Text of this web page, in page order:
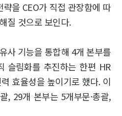
을 CEO가 직접 관장함에 따
질 것으로 보인다.
사 기능을 통합해 4개 본부를
슬림화를 추진하는 한편 HR
효율성을 높이기로 했다. 이
, 29개 본부는 5개부문·총괄,